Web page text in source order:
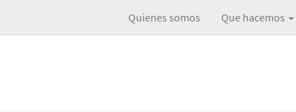
Quienes somos Que hacemos